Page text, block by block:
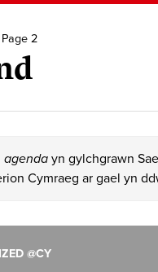
Page 2
agenda yn gylchgrawn
Cymraeg ar gael yn
@CY